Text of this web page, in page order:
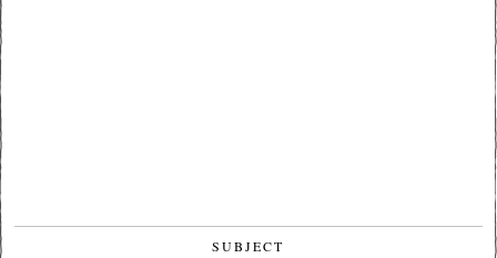
SUBJECT